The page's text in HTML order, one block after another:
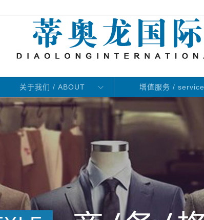
关于我们 / ABOUT 增值服务 / service